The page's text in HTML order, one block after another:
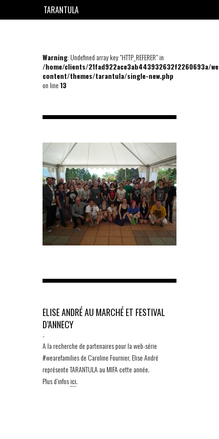
TARANTULA
Warning: Undefined array key "HTTP_REFERER" in
/home/clients/21fad922ace3ab443932632f2260693a/
content/themes/tarantula/single-new.php
on line13
ELISE ANDRÉ AU MARCHÉ ET FESTIVAL
D’ANNECY
-
A la recherche de partenaires pour la web-série
#wearefamilies de Caroline Fournier, Elise André
représente TARANTULA au MIFA cette année.
Plus d’infosici.